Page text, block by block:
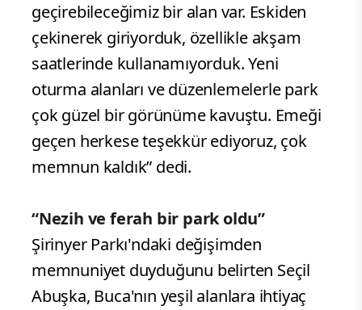
geçirebileceğimiz bir alan var. Eskiden
çekinerek giriyorduk, özellikle akşam
saatlerinde kullanamıyorduk. Yeni
oturma alanları ve düzenlemelerle park
çok güzel bir görünüme kavuştu. Emeği
geçen herkese teşekkür ediyoruz, çok
memnun kaldık” dedi.
“Nezih ve ferah bir park oldu”
Şirinyer Parkı'ndaki değişimden
memnuniyet duyduğunu belirten Seçil
Abuşka, Buca'nın yeşil alanlara ihtiyaç